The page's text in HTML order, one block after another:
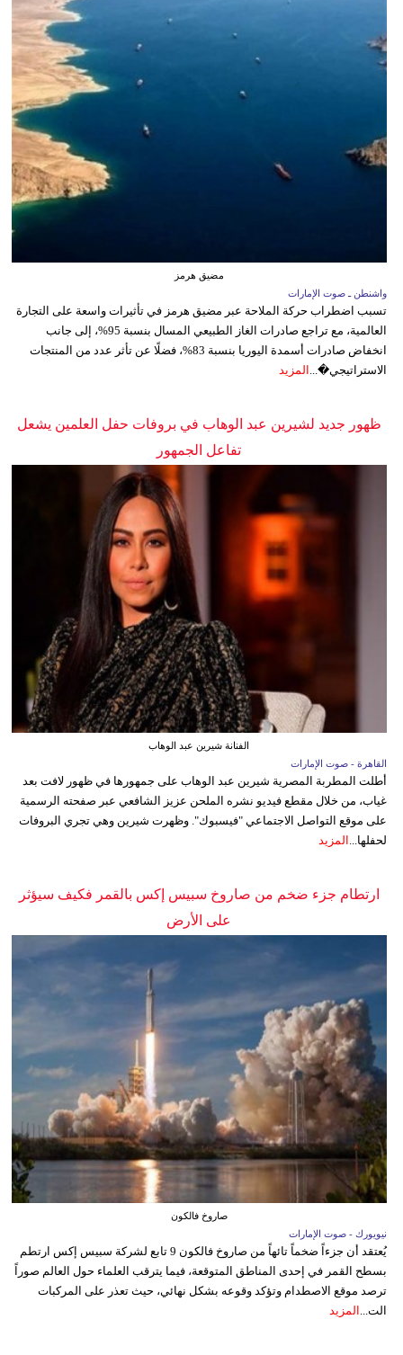
مضيق هرمز
واشنطن ـ صوت الإمارات
تسبب اضطراب حركة الملاحة عبر مضيق هرمز في تأثيرات واسعة على التجارة
العالمية، مع تراجع صادرات الغاز الطبيعي المسال بنسبة 95%، إلى جانب
انخفاض صادرات أسمدة اليوريا بنسبة 83%، فضلًا عن تأثر عدد من المنتجات
الاستراتيجي�... المزيد
ظهور جديد لشيرين عبد الوهاب في بروفات حفل العلمين يشعل
تفاعل الجمهور
الفنانة شيرين عبد الوهاب
القاهرة - صوت الإمارات
أطلت المطربة المصرية شيرين عبد الوهاب على جمهورها في ظهور لافت بعد
غياب، من خلال مقطع فيديو نشره الملحن عزيز الشافعي عبر صفحته الرسمية
على موقع التواصل الاجتماعي "فيسبوك". وظهرت شيرين وهي تجري البروفات
لحفلها... المزيد
ارتطام جزء ضخم من صاروخ سبيس إكس بالقمر فكيف سيؤثر
على الأرض
صاروخ فالكون
نيويورك - صوت الإمارات
يُعتقد أن جزءاً ضخماً تائهاً من صاروخ فالكون 9 تابع لشركة سبيس إكس ارتطم
بسطح القمر في إحدى المناطق المتوقعة، فيما يترقب العلماء حول العالم صوراً
ترصد موقع الاصطدام وتؤكد وقوعه بشكل نهائي، حيث تعذر على المركبات
الت...
المزيد